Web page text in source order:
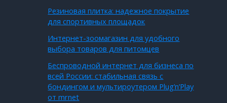
Резиновая плитка: надежное покрытие
для спортивных площадок
Интернет-зоомагазин для удобного
выбора товаров для питомцев
Беспроводной интернет для бизнеса по
всей России: стабильная связь с
бондингом и мультироутером Plug’n’Play
от mrnet